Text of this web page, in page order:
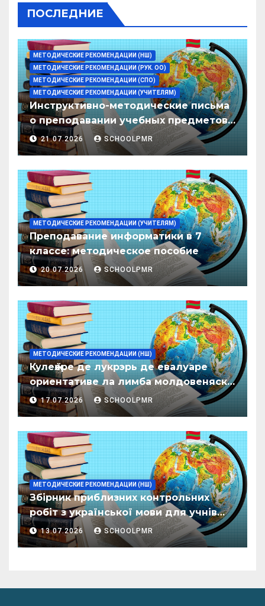
ПОСЛЕДНИЕ
МЕТОДИЧЕСКИЕ РЕКОМЕНДАЦИИ (НШ)
МЕТОДИЧЕСКИЕ РЕКОМЕНДАЦИИ (РУК. ОО)
МЕТОДИЧЕСКИЕ РЕКОМЕНДАЦИИ (СПО)
МЕТОДИЧЕСКИЕ РЕКОМЕНДАЦИИ (УЧИТЕЛЯМ)
Инструктивно-методические письма
о преподавании учебных предметов/
дисциплин в организациях
образования ПМР на 2026/27 уч. год
21.07.2026 SCHOOLPMR
МЕТОДИЧЕСКИЕ РЕКОМЕНДАЦИИ (УЧИТЕЛЯМ)
Преподавание информатики в 7
классе: методическое пособие
20.07.2026 SCHOOLPMR
МЕТОДИЧЕСКИЕ РЕКОМЕНДАЦИИ (НШ)
Кулеӂере де лукрэрь де евалуаре
ориентативе ла лимба молдовеняскэ
пентру елевий класелор примаре але
организациилор де ынвэцэмынт
17.07.2026 SCHOOLPMR
МЕТОДИЧЕСКИЕ РЕКОМЕНДАЦИИ (НШ)
Збірник приблизних контрольних
робіт з української мови для учнів
початкових класів організацій
загальної освіти
13.07.2026 SCHOOLPMR